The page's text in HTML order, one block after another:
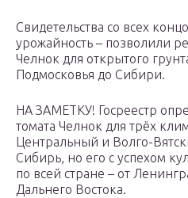
Свидетельства со всех
урожайность – позволили
Челнок для открытого
Подмосковья до Сибири.
НА ЗАМЕТКУ! Госреестр
томата Челнок для трёх
Центральный и Волго-
Сибирь, но его с успехом
по всей стране – от
Дальнего Востока.